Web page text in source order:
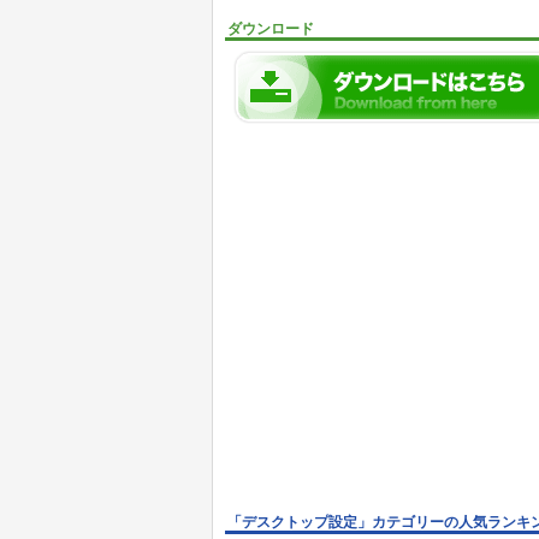
ダウンロード
「デスクトップ設定」カテゴリーの人気ランキ